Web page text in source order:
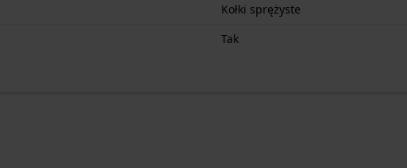
Kołki sprężyste
Tak